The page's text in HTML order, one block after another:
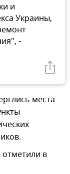
и
Украины,
-
места
в